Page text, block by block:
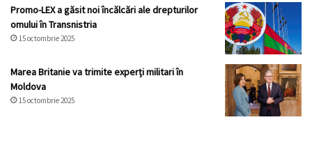
Promo-LEX a găsit noi încălcări ale drepturilor
omului în Transnistria
15 octombrie 2025
Marea Britanie va trimite experți militari în
Moldova
15 octombrie 2025